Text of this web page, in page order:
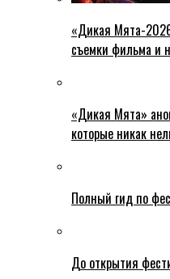
«Дикая Мята-
съемки фильма и
«Дикая Мята»
которые никак
Полный гид по
До открытия